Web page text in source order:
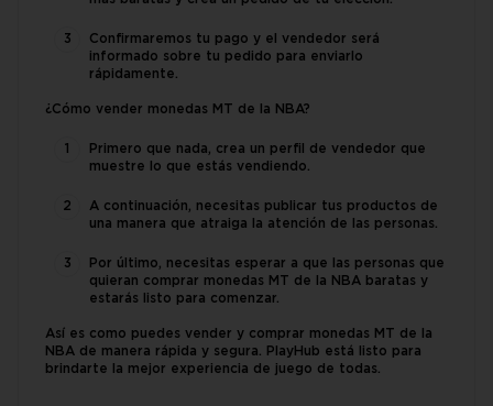
Confirmaremos tu pago y el vendedor será
informado sobre tu pedido para enviarlo
rápidamente.
¿Cómo vender monedas MT de la NBA?
Primero que nada, crea un perfil de vendedor que
muestre lo que estás vendiendo.
A continuación, necesitas publicar tus productos de
una manera que atraiga la atención de las personas.
Por último, necesitas esperar a que las personas que
quieran comprar monedas MT de la NBA baratas y
estarás listo para comenzar.
Así es como puedes vender y comprar monedas MT de la
NBA de manera rápida y segura. PlayHub está listo para
brindarte la mejor experiencia de juego de todas.